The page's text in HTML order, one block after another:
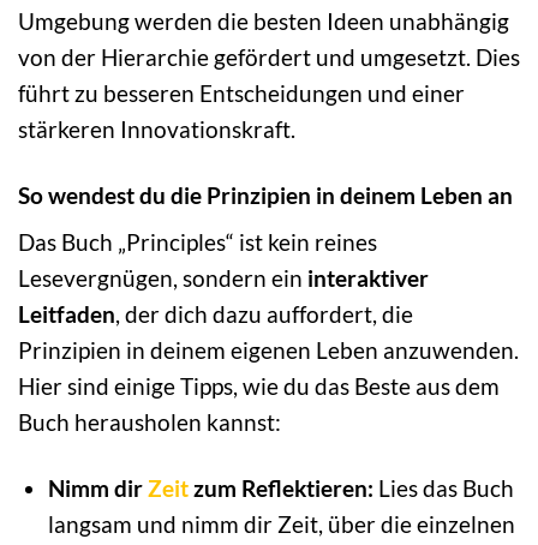
Umgebung werden die besten Ideen unabhängig
von der Hierarchie gefördert und umgesetzt. Dies
führt zu besseren Entscheidungen und einer
stärkeren Innovationskraft.
So wendest du die Prinzipien in deinem Leben an
Das Buch „Principles“ ist kein reines
Lesevergnügen, sondern ein interaktiver
Leitfaden, der dich dazu auffordert, die
Prinzipien in deinem eigenen Leben anzuwenden.
Hier sind einige Tipps, wie du das Beste aus dem
Buch herausholen kannst:
Nimm dirZeitzum Reflektieren: Lies das Buch
langsam und nimm dir Zeit, über die einzelnen